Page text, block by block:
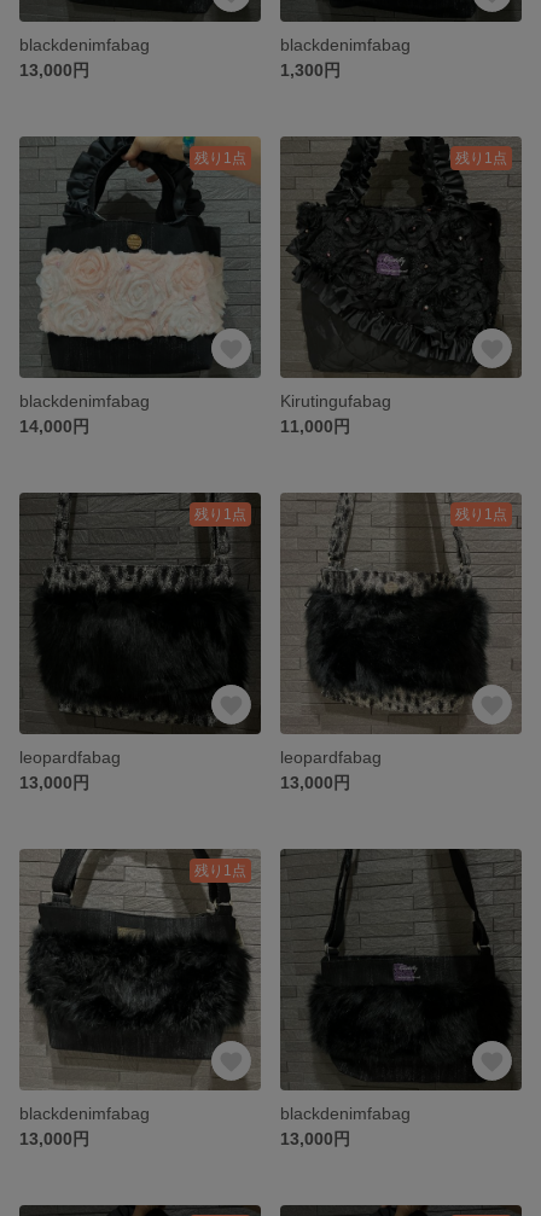
blackdenimfabag
13,000円
blackdenimfabag
1,300円
残り1点
blackdenimfabag
14,000円
残り1点
Kirutingufabag
11,000円
残り1点
leopardfabag
13,000円
残り1点
leopardfabag
13,000円
残り1点
blackdenimfabag
13,000円
blackdenimfabag
13,000円